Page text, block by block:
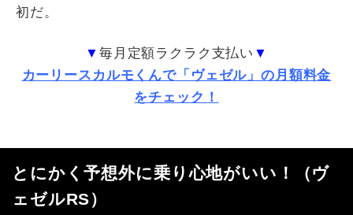
初だ。
▼ 毎月定額ラクラク支払い ▼
カーリースカルモくんで「ヴェゼル」の月額料金
をチェック！
とにかく予想外に乗り心地がいい！（ヴ
ェゼルRS）